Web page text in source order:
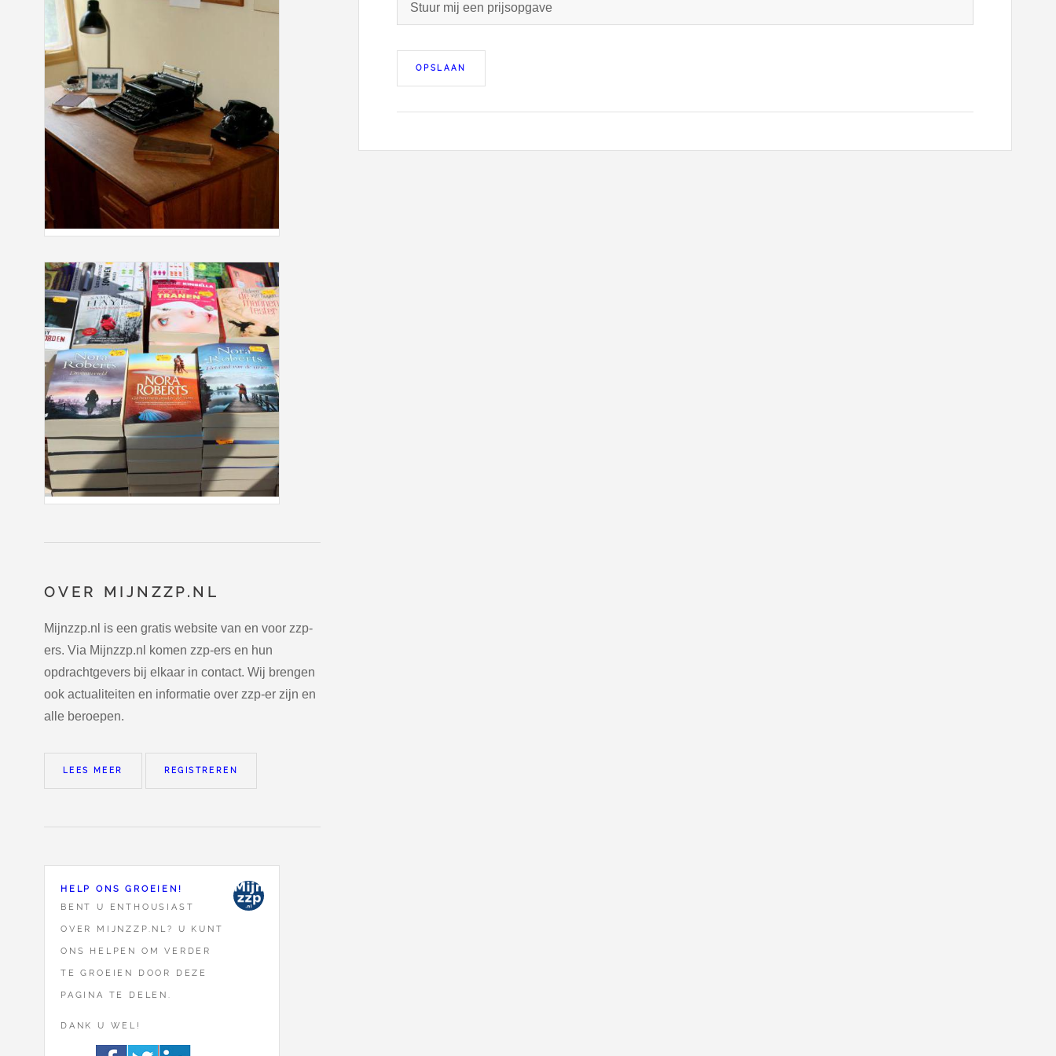
OVER MIJNZZP.NL
Mijnzzp.nl is een gratis website van en voor zzp-
ers. Via Mijnzzp.nl komen zzp-ers en hun
opdrachtgevers bij elkaar in contact. Wij brengen
ook actualiteiten en informatie over zzp-er zijn en
alle beroepen.
LEES MEER REGISTREREN
HELP ONS GROEIEN!
BENT U ENTHOUSIAST
OVER MIJNZZP.NL? U KUNT
ONS HELPEN OM VERDER
TE GROEIEN DOOR DEZE
PAGINA TE DELEN.
DANK U WEL!